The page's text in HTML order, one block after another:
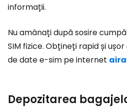
informații.
Nu amânați după sosire
SIM fizice. Obțineți rapid și
de date e-sim pe internet
Depozitarea